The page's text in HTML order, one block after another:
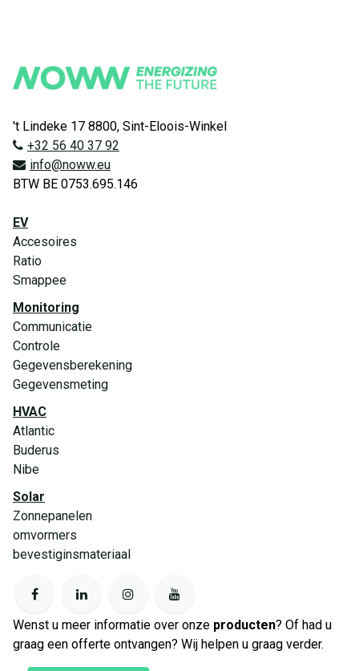
't Lindeke 17 8800, Sint-Eloois-Winkel
+32 56 40 37 92
info@noww.eu
BTW BE 0753.695.146
EV
Accesoires
Ratio
Smappee
Monitoring
Communicatie
Controle
Gegevensberekening
Gegevensmeting
HVAC
Atlantic
Buderus
Nibe
Solar
Zonnepanelen
omvormers
bevestiginsmateriaal
Wenst u meer informatie over onze producten? Of had u
graag een offerte ontvangen? Wij helpen u graag verder.